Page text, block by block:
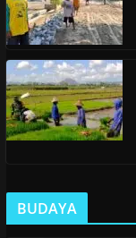
BUDAYA